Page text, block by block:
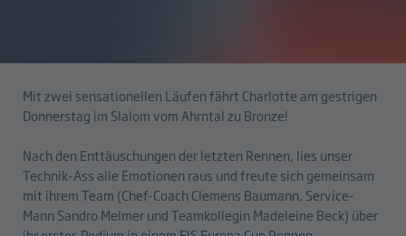
Mit zwei sensationellen Läufen fährt Charlotte am gestrigen
Donnerstag im Slalom vom Ahrntal zu Bronze!
Nach den Enttäuschungen der letzten Rennen, lies unser
Technik-Ass alle Emotionen raus und freute sich gemeinsam
mit ihrem Team (Chef-Coach Clemens Baumann, Service-
Mann Sandro Melmer und Teamkollegin Madeleine Beck) über